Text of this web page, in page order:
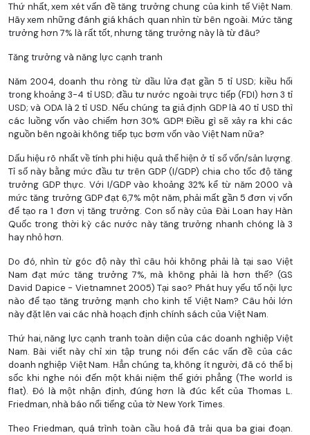
Thứ nhất, xem xét vấn đề tăng trưởng chung của kinh tế Việt Nam.
Hãy xem những đánh giá khách quan nhìn từ bên ngoài. Mức tăng
trưởng hơn 7% là rất tốt, nhưng tăng trưởng này là từ đâu?
Tăng trưởng và năng lực cạnh tranh
Năm 2004, doanh thu ròng từ dầu lửa đạt gần 5 tỉ USD; kiều hối
trong khoảng 3-4 tỉ USD; đầu tư nước ngoài trực tiếp (FDI) hơn 3 tỉ
USD; và ODA là 2 tỉ USD. Nếu chúng ta giả định GDP là 40 tỉ USD thì
các luồng vốn vào chiếm hơn 30% GDP! Điều gì sẽ xảy ra khi các
nguồn bên ngoài không tiếp tục bơm vốn vào Việt Nam nữa?
Dấu hiệu rõ nhất về tính phi hiệu quả thể hiện ở tỉ số vốn/sản lượng.
Tỉ số này bằng mức đầu tư trên GDP (I/GDP) chia cho tốc độ tăng
trưởng GDP thực. Với I/GDP vào khoảng 32% kể từ năm 2000 và
mức tăng trưởng GDP đạt 6,7% một năm, phải mất gần 5 đơn vị vốn
để tạo ra 1 đơn vị tăng trưởng. Con số này của Đài Loan hay Hàn
Quốc trong thời kỳ các nước này tăng trưởng nhanh chóng là 3
hay nhỏ hơn.
Do đó, nhìn từ góc độ này thì câu hỏi không phải là tại sao Việt
Nam đạt mức tăng trưởng 7%, mà không phải là hơn thế? (GS
David Dapice - Vietnamnet 2005) Tại sao? Phát huy yếu tố nội lực
nào để tạo tăng trưởng mạnh cho kinh tế Việt Nam? Câu hỏi lớn
này đặt lên vai các nhà hoạch định chính sách của Việt Nam.
Thứ hai, năng lực cạnh tranh toàn diện của các doanh nghiệp Việt
Nam. Bài viết này chỉ xin tập trung nói đến các vấn đề của các
doanh nghiệp Việt Nam. Hẳn chúng ta, không ít người, đã có thể bị
sốc khi nghe nói đến một khái niệm thế giới phẳng (The world is
f1at). Đó là một nhận định, đúng hơn là đúc kết của Thomas L.
Friedman, nhà báo nổi tiếng của tờ New York Times.
Theo Friedman, quá trình toàn cầu hoá đã trải qua ba giai đoạn.